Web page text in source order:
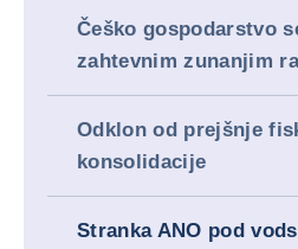
Češko gospodarstvo
zahtevnim zunanjim
Odklon od prejšnje
konsolidacije
Stranka ANO pod